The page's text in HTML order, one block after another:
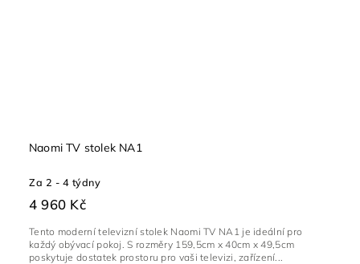
Naomi TV stolek NA1
Za 2 - 4 týdny
4 960 Kč
Tento moderní televizní stolek Naomi TV NA1 je ideální pro
každý obývací pokoj. S rozměry 159,5cm x 40cm x 49,5cm
poskytuje dostatek prostoru pro vaši televizi, zařízení...